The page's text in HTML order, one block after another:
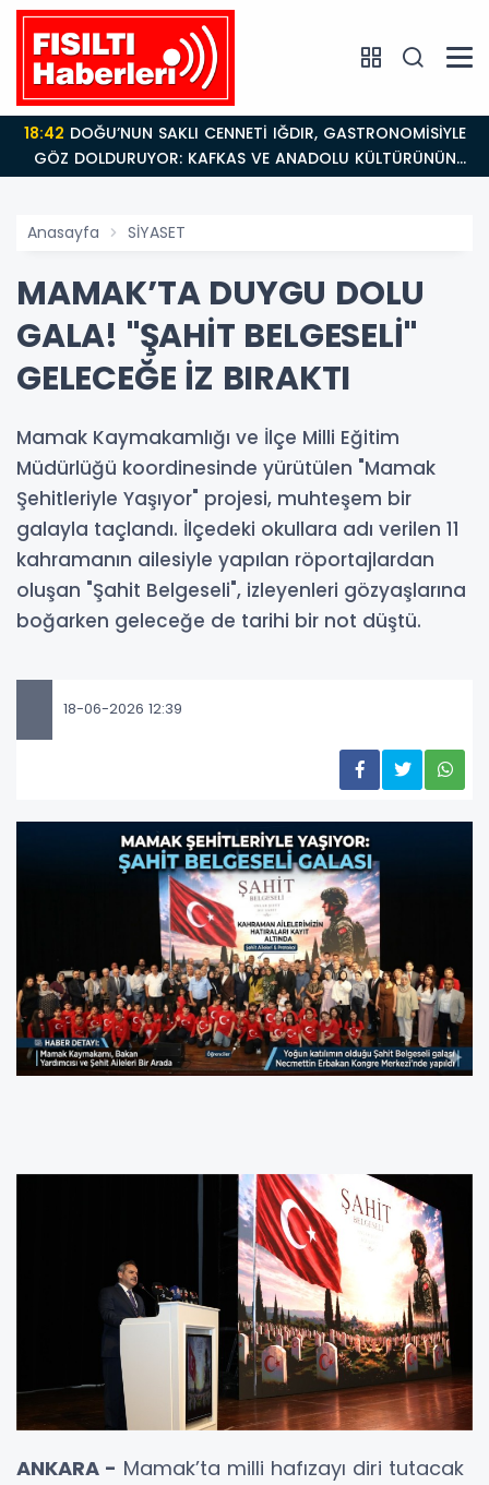
18:42
GÖZ DOLDURUYOR: KAFKAS VE ANADOLU KÜLTÜRÜNÜN
BULUŞMA NOKTASI
Anasayfa SİYASET
MAMAK’TA DUYGU DOLU
GALA! "ŞAHİT BELGESELİ"
GELECEĞE İZ BIRAKTI
Mamak Kaymakamlığı ve İlçe Milli Eğitim
Müdürlüğü koordinesinde yürütülen "Mamak
Şehitleriyle Yaşıyor" projesi, muhteşem bir
galayla taçlandı. İlçedeki okullara adı verilen 11
kahramanın ailesiyle yapılan röportajlardan
oluşan "Şahit Belgeseli", izleyenleri gözyaşlarına
boğarken geleceğe de tarihi bir not düştü.
18-06-2026 12:39
ANKARA - Mamak’ta milli hafızayı diri tutacak